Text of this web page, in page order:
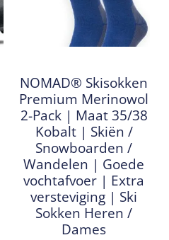
NOMAD® Skisokken
Premium Merinowol
2-Pack | Maat 35/38
Kobalt | Skiën /
Snowboarden /
Wandelen | Goede
vochtafvoer | Extra
versteviging | Ski
Sokken Heren /
Dames